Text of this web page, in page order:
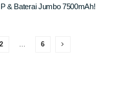
& Baterai Jumbo 7500mAh!
2 … 6